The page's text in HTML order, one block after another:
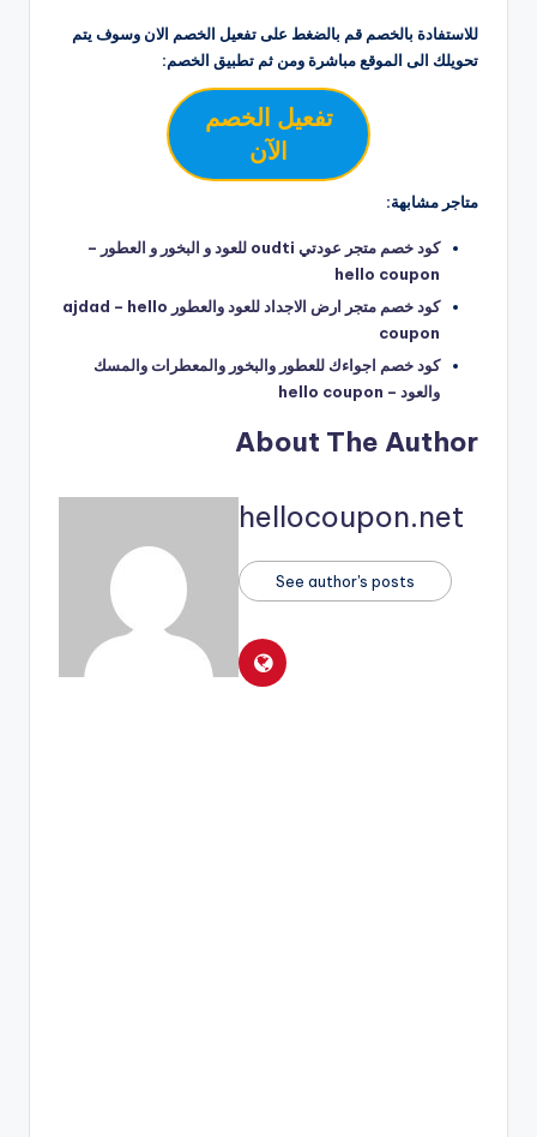
للاستفادة بالخصم قم بالضغط على تفعيل الخصم الان وسوف يتم
تحويلك الى الموقع مباشرة ومن ثم تطبيق الخصم:
تفعيل الخصم
الآن
متاجر مشابهة:
كود خصم متجر عودتي oudti للعود و البخور و العطور –
hello coupon
كود خصم متجر ارض الاجداد للعود والعطور ajdad – hello
coupon
كود خصم اجواءك للعطور والبخور والمعطرات والمسك
والعود – hello coupon
About The Author
hellocoupon.net
See author's posts